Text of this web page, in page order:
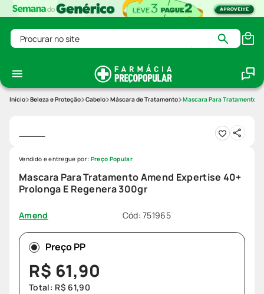
Procurar no site
Beleza e Proteção Cabelo Máscara de Tratamento Mascara Para Tratamento
Mascara Para Tratamento Amend Expertise 40+
Prolonga E Regenera 300gr
Amend Cód:751965
Vendido e entregue por: Preço Popular
Preço PP
R$ 61,90
Total: R$ 61,90